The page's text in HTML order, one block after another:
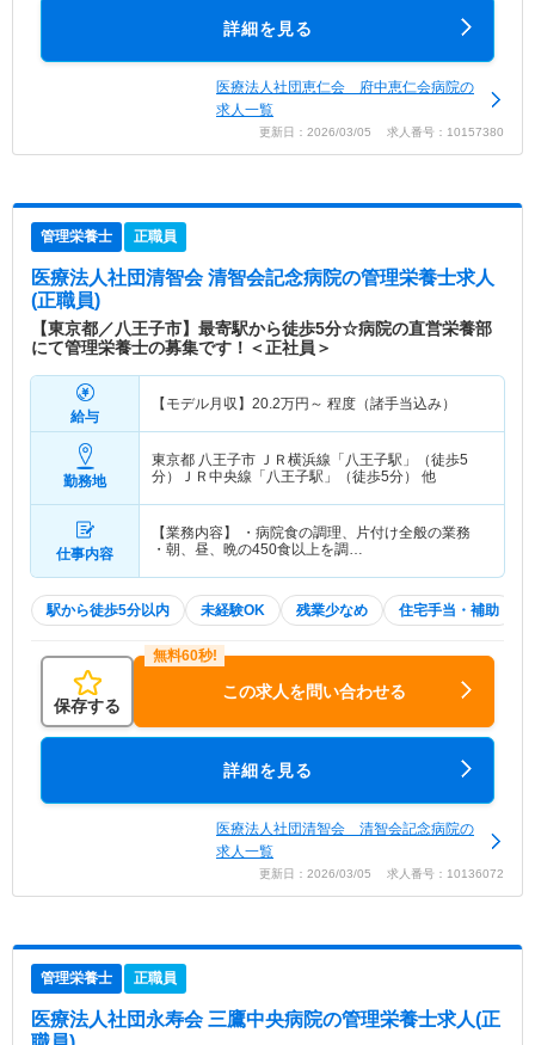
詳細を見る
医療法人社団恵仁会 府中恵仁会病院の
求人一覧
更新日：2026/03/05 求人番号：10157380
管理栄養士 正職員
医療法人社団清智会 清智会記念病院の管理栄養士求人
(正職員)
【東京都／八王子市】最寄駅から徒歩5分☆病院の直営栄養部
にて管理栄養士の募集です！＜正社員＞
給与
【モデル月収】 20.2万円～ 程度（諸手当込み）
勤務地
東京都 八王子市 ＪＲ横浜線「八王子駅」（徒歩5
分）ＪＲ中央線「八王子駅」（徒歩5分） 他
仕事内容
【業務内容】 ・病院食の調理、片付け全般の業務
・朝、昼、晩の450食以上を調…
駅から徒歩5分以内 未経験OK 残業少なめ 住宅手当・補助
保存する
この求人を問い合わせる
詳細を見る
医療法人社団清智会 清智会記念病院の
求人一覧
更新日：2026/03/05 求人番号：10136072
管理栄養士 正職員
医療法人社団永寿会 三鷹中央病院の管理栄養士求人(正